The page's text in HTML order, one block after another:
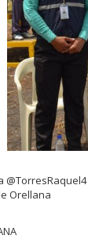
@TorresRaquel4
Orellana